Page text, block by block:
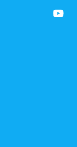
t
w
u
t